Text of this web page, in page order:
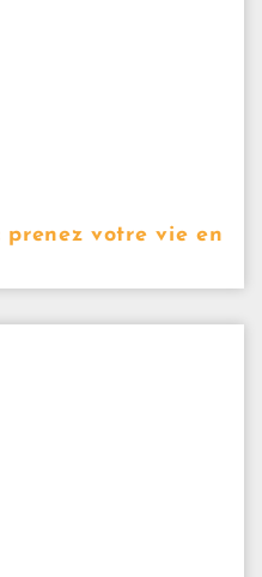
prenez votre vie en